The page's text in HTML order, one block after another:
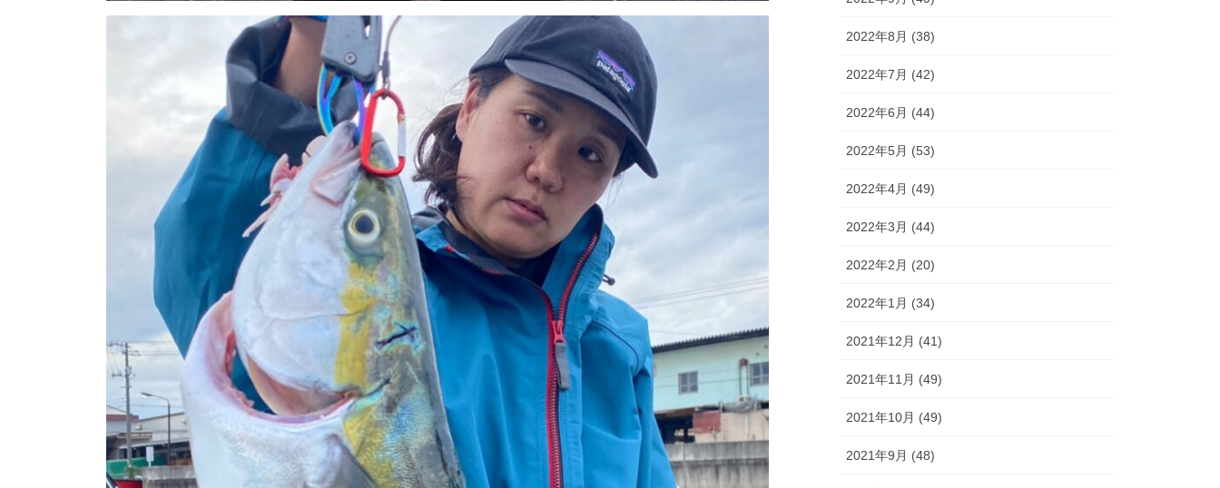
2022年8月 (38)
2022年7月 (42)
2022年6月 (44)
2022年5月 (53)
2022年4月 (49)
2022年3月 (44)
2022年2月 (20)
2022年1月 (34)
2021年12月 (41)
2021年11月 (49)
2021年10月 (49)
2021年9月 (48)